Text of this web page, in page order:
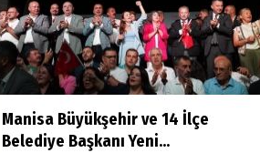
Manisa Büyükşehir ve 14 İlçe
Belediye Başkanı Yeni...